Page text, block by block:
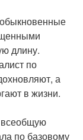
длину.
по
а
в жизни.
по базовому